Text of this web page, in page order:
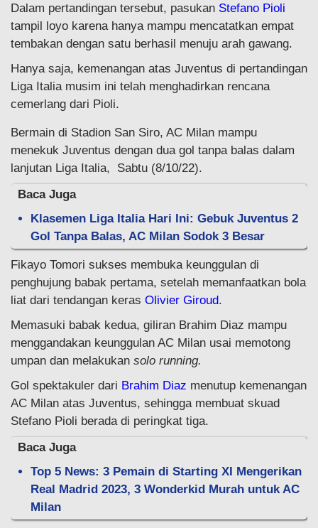
Dalam pertandingan tersebut, pasukan Stefano Pioli
tampil loyo karena hanya mampu mencatatkan empat
tembakan dengan satu berhasil menuju arah gawang.
Hanya saja, kemenangan atas Juventus di pertandingan
Liga Italia musim ini telah menghadirkan rencana
cemerlang dari Pioli.
Bermain di Stadion San Siro, AC Milan mampu
menekuk Juventus dengan dua gol tanpa balas dalam
lanjutan Liga Italia, Sabtu (8/10/22).
Baca Juga
Klasemen Liga Italia Hari Ini: Gebuk Juventus 2
Gol Tanpa Balas, AC Milan Sodok 3 Besar
Fikayo Tomori sukses membuka keunggulan di
penghujung babak pertama, setelah memanfaatkan bola
liat dari tendangan keras Olivier Giroud.
Memasuki babak kedua, giliran Brahim Diaz mampu
menggandakan keunggulan AC Milan usai memotong
umpan dan melakukan solo running.
Gol spektakuler dari Brahim Diaz menutup kemenangan
AC Milan atas Juventus, sehingga membuat skuad
Stefano Pioli berada di peringkat tiga.
Baca Juga
Top 5 News: 3 Pemain di Starting XI Mengerikan
Real Madrid 2023, 3 Wonderkid Murah untuk AC
Milan